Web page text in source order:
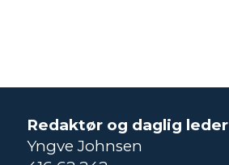
Redaktør og daglig leder
Yngve Johnsen